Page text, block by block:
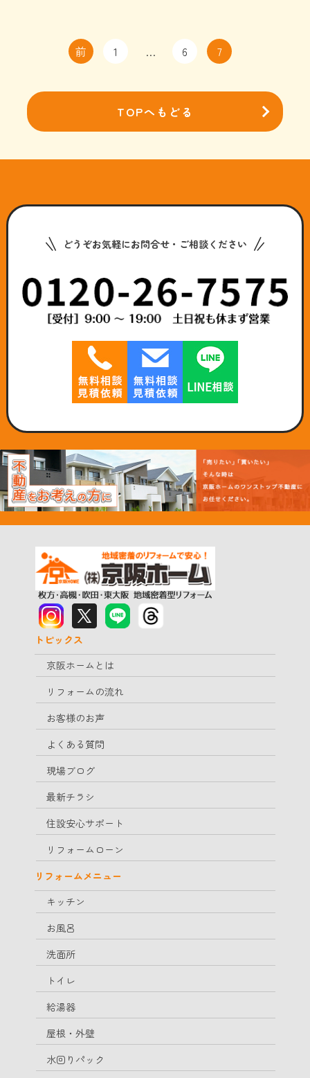
前 1 … 6 7
TOPへもどる
どうぞお気軽にお問合せ・ご相談ください
トピックス
京阪ホームとは
リフォームの流れ
お客様のお声
よくある質問
現場ブログ
最新チラシ
住設安心サポート
リフォームローン
リフォームメニュー
キッチン
お風呂
洗面所
トイレ
給湯器
屋根・外壁
水回りパック